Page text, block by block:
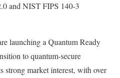
and NIST FIPS 140-3
launching a Quantum Ready
to quantum-secure
strong market interest, with over